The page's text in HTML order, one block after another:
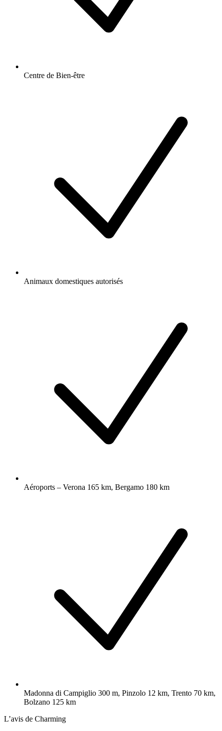
Centre de Bien-être
Animaux domestiques autorisés
Aéroports – Verona 165 km, Bergamo 180 km
Madonna di Campiglio 300 m, Pinzolo 12 km, Trento 70 km,
Bolzano 125 km
L’avis de Charming